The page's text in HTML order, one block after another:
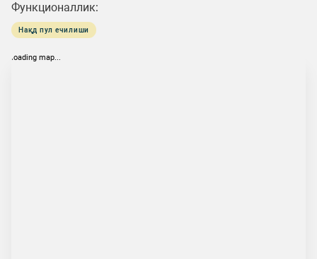
Функционаллик:
Нақд пул ечилиши
loading map...